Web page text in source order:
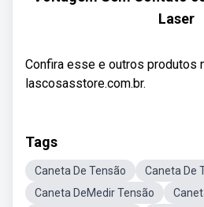
Laser
Confira esse e outros produtos
lascosasstore.com.br.
Tags
Caneta De Tensão
Caneta De
Caneta DeMedir Tensão